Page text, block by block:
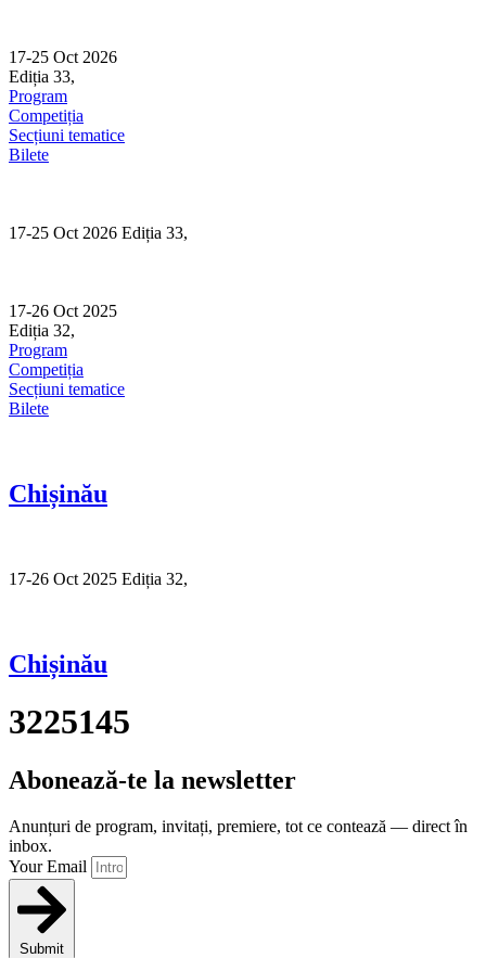
content
17-25 Oct 2026
Ediția 33,
Program
Competiția
Secțiuni tematice
Bilete
17-25 Oct 2026 Ediția 33,
17-26 Oct 2025
Ediția 32,
Program
Competiția
Secțiuni tematice
Bilete
Chișinău
17-26 Oct 2025 Ediția 32,
Chișinău
3225145
Abonează-te la newsletter
Anunțuri de program, invitați, premiere, tot ce contează — direct în
inbox.
Your Email
Submit